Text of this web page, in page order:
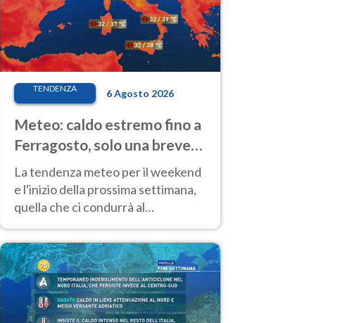
TENDENZA 6 Agosto 2026
Meteo: caldo estremo fino a
Ferragosto, solo una breve
pausa. Ecco dove
La tendenza meteo per il weekend
e l'inizio della prossima settimana,
quella che ci condurrà al
temperature molto elevate